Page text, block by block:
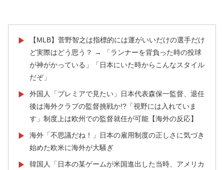
▶
【MLB】菅野智之は指標的には運がいいだけの選手だけ
ど実際はどう思う？ → 「ランナーを背負った時の投球
が神がかっている」「日本にいた時からこんなスタイル
だぞ」
▶
外国人「プレミアで見たい」日本代表森保一監督、退任
後は海外クラブの監督挑戦か!?「視野には入れていま
す」制度上は欧州での監督就任が可能【海外の反応】
▶
海外「不思議だね！」日本の雇用制度の正しさに気づき
始めた欧米に海外が大騒ぎ
▶
韓国人「日本の某ゲームが米国進出した当時、アメリカ